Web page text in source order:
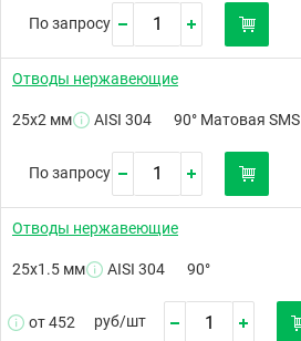
По запросу
Отводы нержавеющие
25х2 мм AISI 304 90° Матовая SMS
По запросу
Отводы нержавеющие
25х1.5 мм AISI 304 90°
от 452 руб/шт